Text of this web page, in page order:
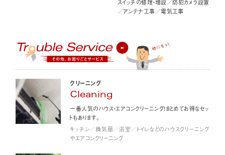
スイッチの修理・増設／防犯カメラ設置
／アンテナ工事／電気工事
クリーニング
Cleaning
一番人気のハウス・エアコンクリーニング！まとめてお得なセッ
トもあります。
キッチン／換気扇／浴室／トイレなどのハウスクリーニング
やエアコンクリーニング